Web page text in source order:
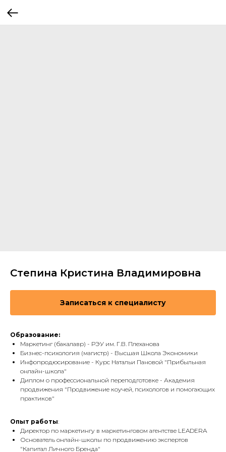
Степина Кристина Владимировна
Записаться к специалисту
Образование:
Маркетинг (бакалавр) - РЭУ им. Г.В. Плеханова
Бизнес-психология (магистр) - Высшая Школа Экономики
Инфопродюсирование - Курс Натальи Пановой "Прибыльная
онлайн-школа"
Диплом о профессиональной переподготовке - Академия
продвижения "Продвижение коучей, психологов и помогающих
практиков"
Опыт работы:
Директор по маркетингу в маркетинговом агентстве LEADERA
Основатель онлайн-школы по продвижению экспертов
"Капитал Личного Бренда"